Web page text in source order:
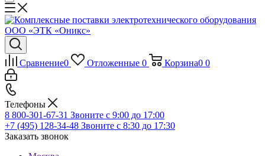
Сравнение0 Отложенные 0 Корзина0 0
Телефоны
8 800-301-67-31 Звоните с 9:00 до 17:00
+7 (495) 128-34-48 Звоните с 8:30 до 17:30
Заказать звонок